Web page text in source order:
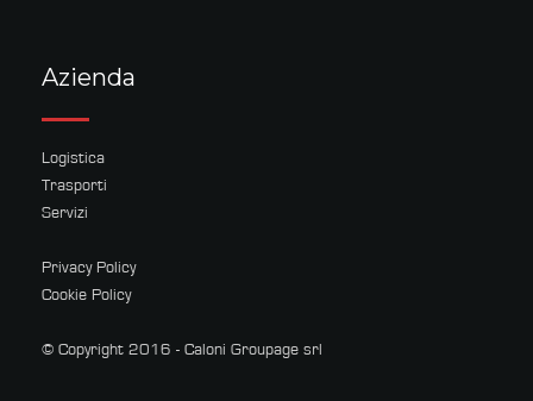
Azienda
Logistica
Trasporti
Servizi
Privacy Policy
Cookie Policy
© Copyright 2016 - Caloni Groupage srl